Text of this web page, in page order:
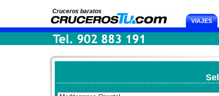
Cruceros baratos
VIAJES